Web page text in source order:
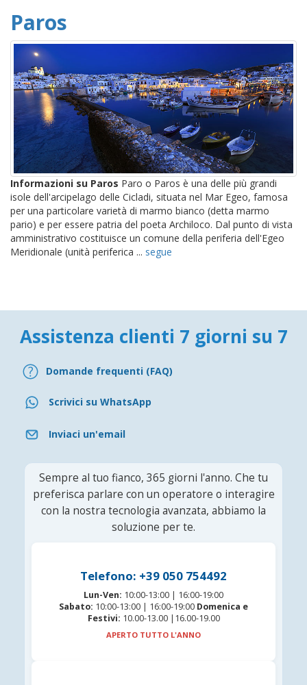
Paros
Informazioni su Paros Paro o Paros è una delle più grandi
isole dell'arcipelago delle Cicladi, situata nel Mar Egeo, famosa
per una particolare varietà di marmo bianco (detta marmo
pario) e per essere patria del poeta Archiloco. Dal punto di vista
amministrativo costituisce un comune della periferia dell'Egeo
Meridionale (unità periferica ... segue
Assistenza clienti 7 giorni su 7
Domande frequenti (FAQ)
Scrivici su WhatsApp
Inviaci un'email
Sempre al tuo fianco, 365 giorni l'anno. Che tu
preferisca parlare con un operatore o interagire
con la nostra tecnologia avanzata, abbiamo la
soluzione per te.
Telefono: +39 050 754492
Lun-Ven: 10:00-13:00 | 16:00-19:00
Sabato: 10:00-13:00 | 16:00-19:00 Domenica e
Festivi: 10.00-13.00 |16.00-19.00
APERTO TUTTO L'ANNO